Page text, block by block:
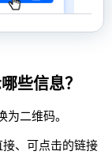
些信息？
二维码。
、可点击的链接